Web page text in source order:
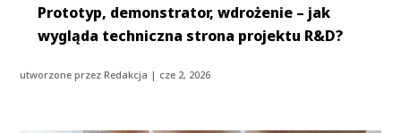
Prototyp, demonstrator, wdrożenie – jak
wygląda techniczna strona projektu R&D?
utworzone przezRedakcja | cze 2, 2026